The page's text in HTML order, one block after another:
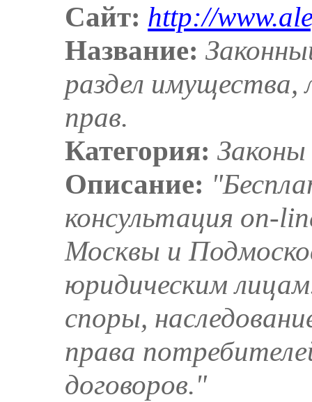
Сайт: http://
Название:
раздел имущества,
прав.
Категория: Законы
Описание:
консультация on-
Москвы и
юридическим
споры,
права
договоров."